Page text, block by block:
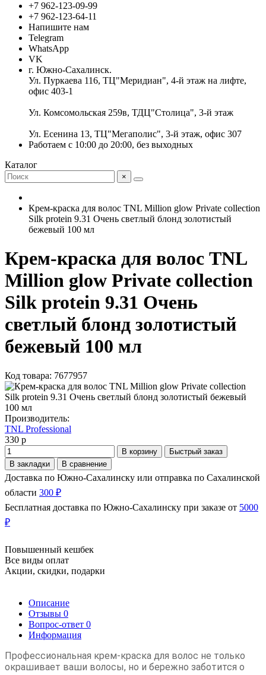
+7 962-123-09-99
+7 962-123-64-11
Напишите нам
Telegram
WhatsApp
VK
г. Южно-Сахалинск.
Ул. Пуркаева 116, ТЦ"Меридиан", 4-й этаж на лифте,
офис 403-1
Ул. Комсомольская 259в, ТДЦ"Столица", 3-й этаж
Ул. Есенина 13, ТЦ"Мегаполис", 3-й этаж, офис 307
Работаем с 10:00 до 20:00, без выходных
Каталог
×
Крем-краска для волос TNL Million glow Private collection
Silk protein 9.31 Очень светлый блонд золотистый
бежевый 100 мл
Крем-краска для волос TNL
Million glow Private collection
Silk protein 9.31 Очень
светлый блонд золотистый
бежевый 100 мл
Код товара: 7677957
Производитель:
TNL Professional
330 р
В корзину
Быстрый заказ
В закладки
В сравнение
Доставка по Южно-Сахалинску или отправка по Сахалинской
области 300 ₽
Бесплатная доставка по Южно-Сахалинску при заказе от 5000
₽
Повышенный кешбек
Все виды оплат
Акции, скидки, подарки
Описание
Отзывы 0
Вопрос-ответ 0
Информация
Профессиональная крем-краска для волос не только
окрашивает ваши волосы, но и бережно заботится о